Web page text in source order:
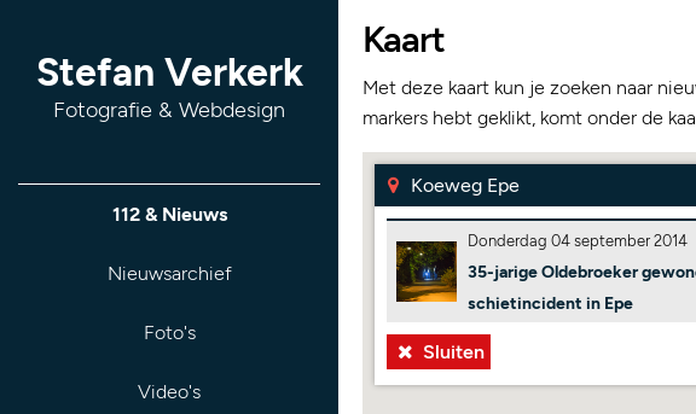
Stefan Verkerk
Fotografie & Webdesign
112 & Nieuws
Nieuwsarchief
Foto's
Video's
Kaart
Met deze kaart kun je zoeken naar
markers hebt geklikt, komt onder de
Koeweg Epe
Donderdag 04 september 2014
35-jarige Oldebroeker
schietincident in Epe
Sluiten